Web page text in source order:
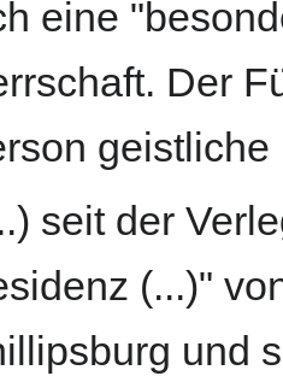
eine
Der
seit der
(...)"
und